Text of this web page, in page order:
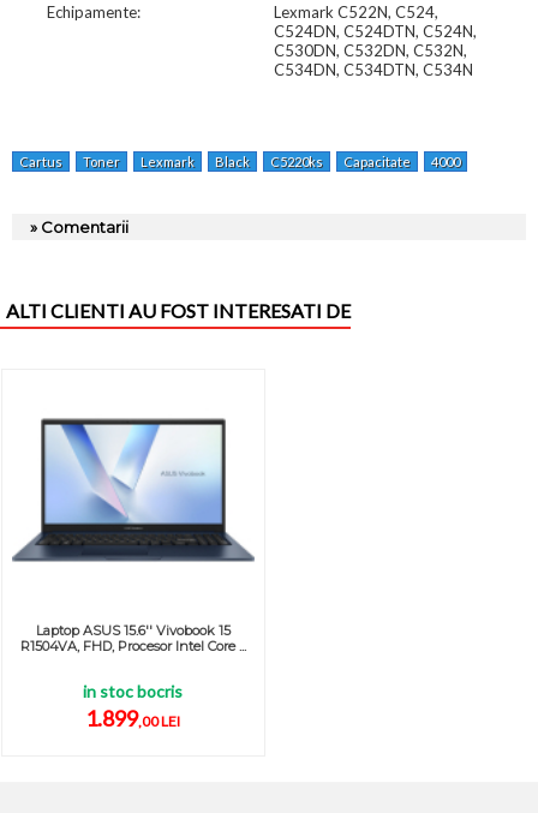
Echipamente:
Lexmark C522N, C524,
C524DN, C524DTN, C524N,
C530DN, C532DN, C532N,
C534DN, C534DTN, C534N
Cartus Toner Lexmark Black C5220ks Capacitate 4000
» Comentarii
ALTI CLIENTI AU FOST INTERESATI DE
Laptop ASUS 15.6'' Vivobook 15
R1504VA, FHD, Procesor Intel Core ...
in stoc bocris
1.899,00 LEI